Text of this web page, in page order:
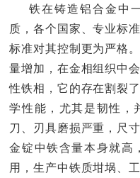
铁在铸造铝合金中
质，各个国家、专业标
标准对其控制更为严格
量增加，在金相组织中
性铁相，它的存在割裂
学性能，尤其是韧性，
刀、刃具磨损严重，尺
金锭中铁含量本身就高
用，生产中铁质坩埚、